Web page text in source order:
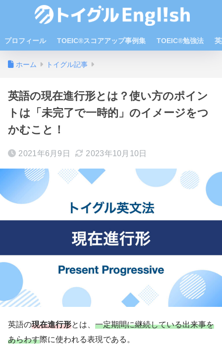
プロフィール TOEIC®スコアアップ事例集 TOEIC®勉強法
ホーム トイグル記事
英語の現在進行形とは？使い方のポイン
トは「未完了で一時的」のイメージをつ
かむこと！
2021年6月9日 2023年10月10日
英語の現在進行形とは、 一定期間に継続している出来事を
あらわす際に使われる表現である。